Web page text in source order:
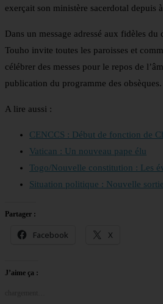
exerçait son ministère sacerdotal depuis
Dans un message adressé aux fidèles
Touho invite toutes les paroisses et
célébrer des messes pour le repos de
publication du programme des obsèques.
A lire aussi :
CENCCS : Début de fonction de
Vatican : Un nouveau pape élu
Togo/Nouvelle constitution : Les
Situation politique : Nouvelle
Partager :
Facebook X
J’aime ça :